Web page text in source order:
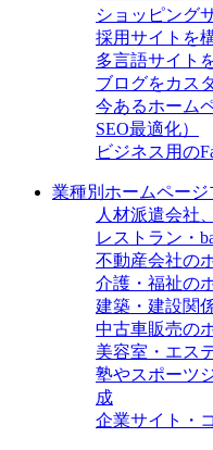
ショッピング
採用サイトを
多言語サイト
ブログをカス
今あるホーム
SEO最適化）
ビジネス用の
業種別ホームページ
人材派遣会社
レストラン・
不動産会社の
介護・福祉の
建築・建設関
中古車販売の
美容室・エス
塾やスポーツ
成
企業サイト・